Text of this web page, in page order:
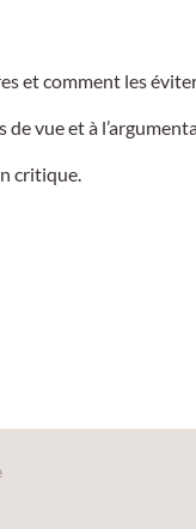
et comment les
vue et à
critique.